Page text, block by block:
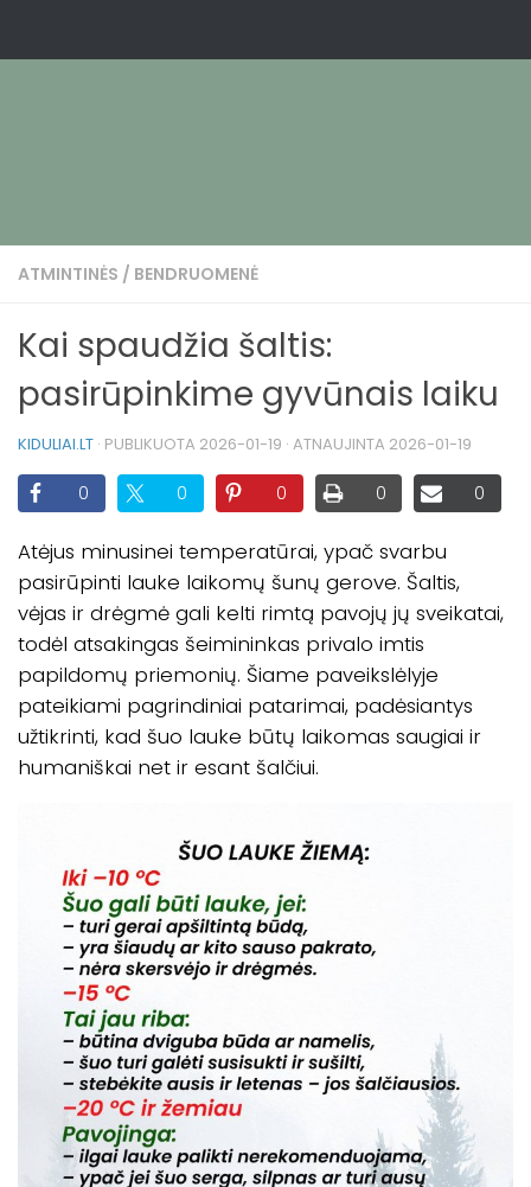
ATMINTINĖS / BENDRUOMENĖ
Kai spaudžia šaltis:
pasirūpinkime gyvūnais laiku
KIDULIAI.LT · PUBLIKUOTA 2026-01-19 · ATNAUJINTA 2026-01-19
0 0 0 0 0
Atėjus minusinei temperatūrai, ypač svarbu
pasirūpinti lauke laikomų šunų gerove. Šaltis,
vėjas ir drėgmė gali kelti rimtą pavojų jų sveikatai,
todėl atsakingas šeimininkas privalo imtis
papildomų priemonių. Šiame paveikslėlyje
pateikiami pagrindiniai patarimai, padėsiantys
užtikrinti, kad šuo lauke būtų laikomas saugiai ir
humaniškai net ir esant šalčiui.